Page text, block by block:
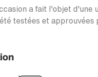
a fait l'objet d'une
testées et approuvées